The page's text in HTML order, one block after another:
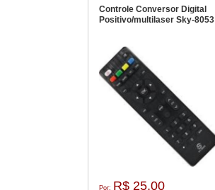
Controle Conversor Digital
Positivo/multilaser Sky-8053
Por: R$ 25,00